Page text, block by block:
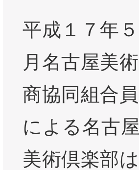
平成１７年５
月名古屋美術
商協同組合員
による名古屋
美術倶楽部は